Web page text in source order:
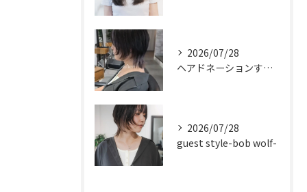
2026/07/28
ヘアドネーションするお客様✂
2026/07/28
guest style-bob wolf-